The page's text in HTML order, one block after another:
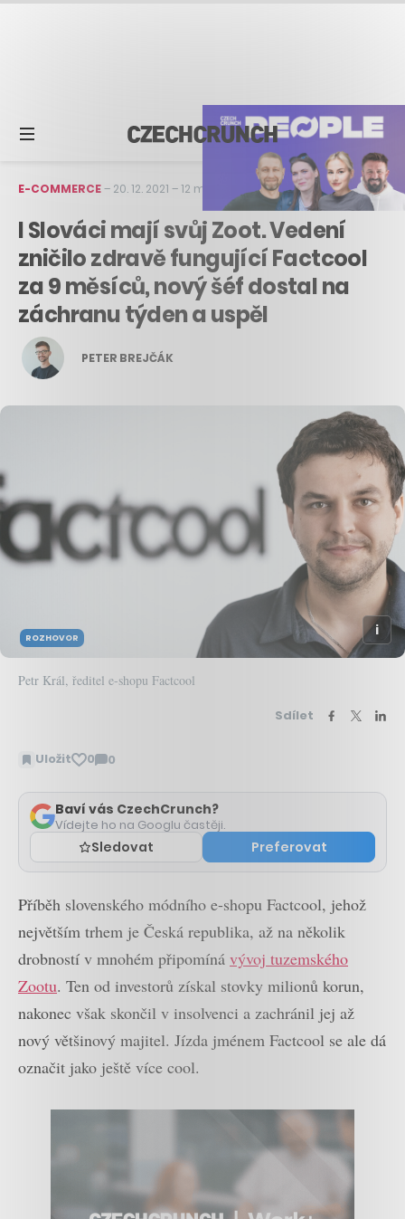
E-COMMERCE– 20. 12. 2021 –12 min čtení
I Slováci mají svůj Zoot. Vedení
zničilo zdravě fungující Factcool
za 9 měsíců, nový šéf dostal na
záchranu týden a uspěl
PETER BREJČÁK
ROZHOVOR
Petr Král, ředitel e-shopu Factcool
Sdílet
Uložit 0 0
Zobrazit
Baví vás CzechCrunch?
Vídejte ho na Googlu častěji.
Sledovat Preferovat
Příběh slovenského módního e-shopu Factcool, jehož
největším trhem je Česká republika, až na několik
drobností v mnohém připomíná vývoj tuzemského
Zootu. Ten od investorů získal stovky milionů korun,
nakonec však skončil v insolvenci a zachránil jej až
nový většinový majitel. Jízda jménem Factcool se ale dá
označit jako ještě více cool.